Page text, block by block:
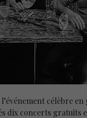
l’événement célèbre
dix concerts